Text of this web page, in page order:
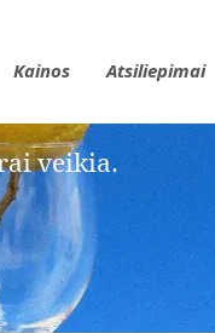
Kainos Atsiliepimai
veikia.​